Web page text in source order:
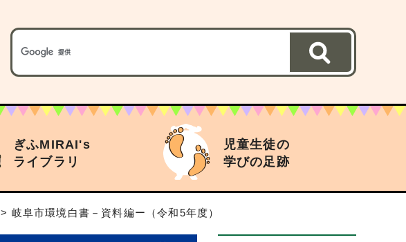
ぎふMIRAI's
ライブラリ
児童生徒の
学びの足跡
> 岐阜市環境白書－資料編ー（令和5年度）